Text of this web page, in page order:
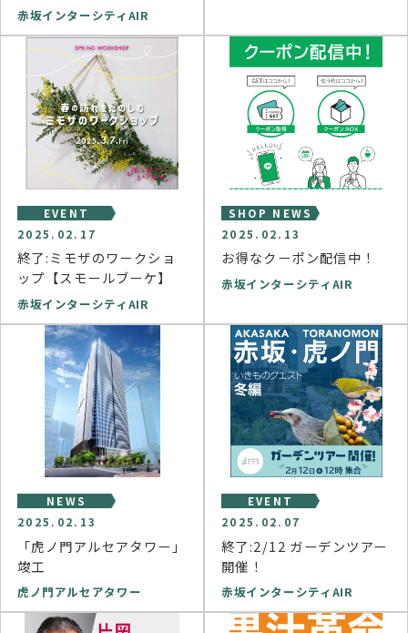
赤坂インターシティAIR
EVENT
2025.02.17
終了:ミモザのワークショ
ップ【スモールブーケ】
赤坂インターシティAIR
SHOP NEWS
2025.02.13
お得なクーポン配信中！
赤坂インターシティAIR
NEWS
2025.02.13
「虎ノ門アルセアタワー」
竣工
虎ノ門アルセアタワー
EVENT
2025.02.07
終了:2/12 ガーデンツアー
開催！
赤坂インターシティAIR